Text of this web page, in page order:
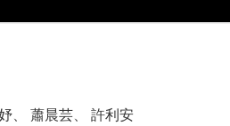
、 蕭晨芸、 許利安